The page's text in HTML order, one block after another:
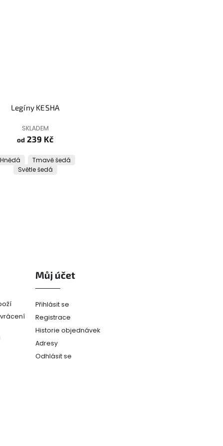
Legíny KESHA
SKLADEM
od 239 Kč
Hnědá
Tmavě šedá
Světle šedá
Můj účet
Přihlásit se
Registrace
Historie objednávek
Adresy
Odhlásit se